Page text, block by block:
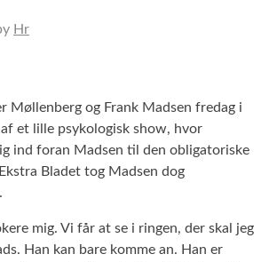
Hr
Møllenberg og Frank Madsen fredag i
et lille psykologisk show, hvor
ind foran Madsen til den obligatoriske
Bladet tog Madsen dog
mig. Vi får at se i ringen, der skal jeg
Han kan bare komme an. Han er